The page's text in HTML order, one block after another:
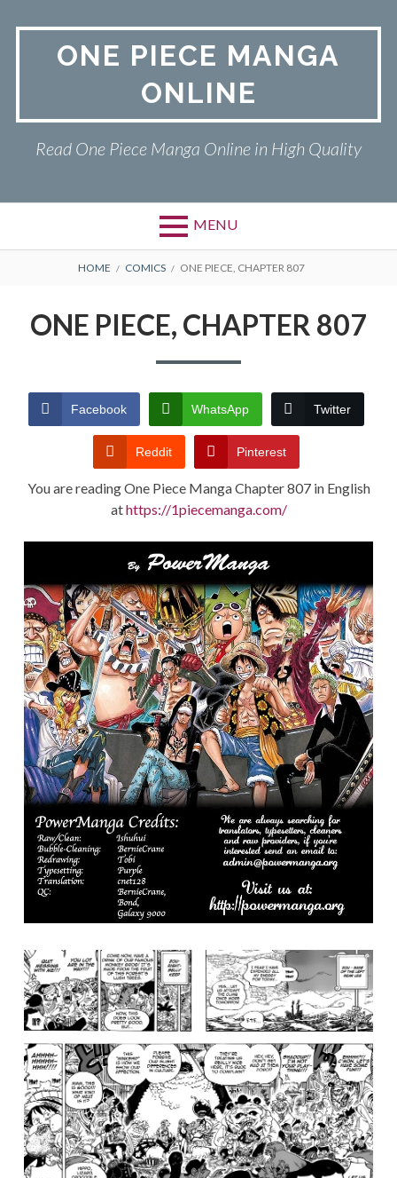
ONE PIECE MANGA
ONLINE
Read One Piece Manga Online in High Quality
MENU
Primary
ONE PIECE
TERMS AND
CONDITIONS
BREADCRUMBS
HOME COMICS ONE PIECE, CHAPTER 807
ONE PIECE, CHAPTER 807
Facebook WhatsApp Twitter
Reddit Pinterest
You are reading One Piece Manga Chapter 807 in English
athttps://1piecemanga.com/